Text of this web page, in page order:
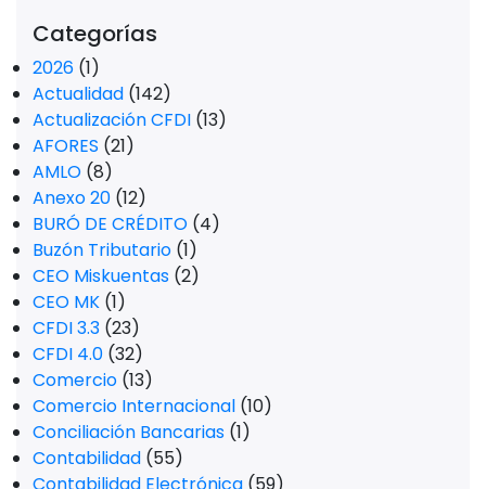
Categorías
2026 (1)
Actualidad (142)
Actualización CFDI (13)
AFORES (21)
AMLO (8)
Anexo 20 (12)
BURÓ DE CRÉDITO (4)
Buzón Tributario (1)
CEO Miskuentas (2)
CEO MK (1)
CFDI 3.3 (23)
CFDI 4.0 (32)
Comercio (13)
Comercio Internacional (10)
Conciliación Bancarias (1)
Contabilidad (55)